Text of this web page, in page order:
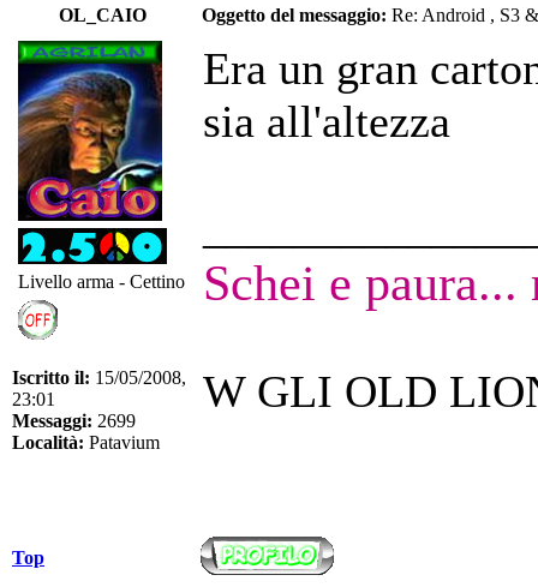
OL_CAIO Oggetto del messaggio: Re: Android , S3
Livello arma - Cettino
Iscritto il: 15/05/2008,
23:01
Messaggi: 2699
Località: Patavium
Era un gran
sia all'altezza
Schei e
W GLI OLD
Top